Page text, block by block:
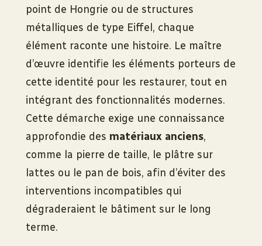
point de Hongrie ou de structures
métalliques de type Eiffel, chaque
élément raconte une histoire. Le maître
d’œuvre identifie les éléments porteurs de
cette identité pour les restaurer, tout en
intégrant des fonctionnalités modernes.
Cette démarche exige une connaissance
approfondie des matériaux anciens,
comme la pierre de taille, le plâtre sur
lattes ou le pan de bois, afin d’éviter des
interventions incompatibles qui
dégraderaient le bâtiment sur le long
terme.